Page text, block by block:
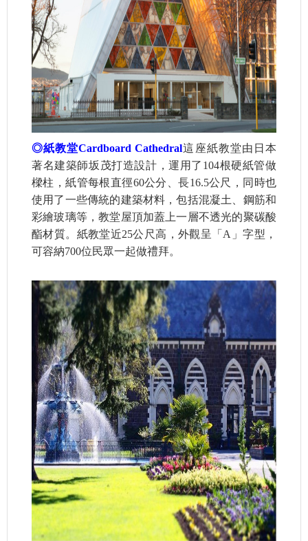
◎紙教堂Cardboard Cathedral這座紙教堂由日本
著名建築師坂茂打造設計，運用了104根硬紙管做
樑柱，紙管每根直徑60公分、長16.5公尺，同時也
使用了一些傳統的建築材料，包括混凝土、鋼筋和
彩繪玻璃等，教堂屋頂加蓋上一層不透光的聚碳酸
酯材質。紙教堂近25公尺高，外觀呈「A」字型，
可容納700位民眾一起做禮拜。